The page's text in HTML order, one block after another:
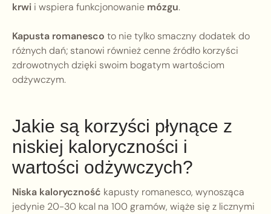
krwi i wspiera funkcjonowanie mózgu.
Kapusta romanesco to nie tylko smaczny dodatek do
różnych dań; stanowi również cenne źródło korzyści
zdrowotnych dzięki swoim bogatym wartościom
odżywczym.
Jakie są korzyści płynące z
niskiej kaloryczności i
wartości odżywczych?
Niska kaloryczność kapusty romanesco, wynosząca
jedynie 20-30 kcal na 100 gramów, wiąże się z licznymi